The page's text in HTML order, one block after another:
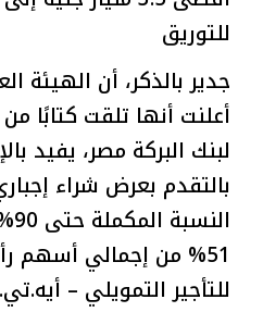
للتوريق
جدير بالذكر، أن الهيئة
أعلنت أنها تلقت كتابًا
لبنك البركة مصر، يفيد
بالتقدم بعرض شراء
51% من إجمالي أسهم
للتأجير التمويلي –